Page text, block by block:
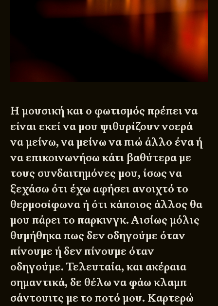
Ημουσική και ο φωτισμός πρέπει να
είναι εκεί να μου ψιθυρίζουν νοερά
να μείνω, να μείνω να πιώ άλλο ένα ή
να επικοινωνήσω κάτι βαθύτερα με
τους συνδαιτημόνες μου, ίσως να
ξεχάσω ότι έχω αφήσει ανοιχτό το
θερμοσίφωνα ή ότι κάποιος άλλος θα
μου πάρει το παρκινγκ. Αισίως μόλις
θυμήθηκα πως δεν οδηγούμε όταν
πίνουμε ή δεν πίνουμε όταν
οδηγούμε. Τελευταία, και ακέραια
σημαντικά, δε θέλω να φάω κλαμπ
σάντουιτς με το ποτό μου. Καρτερώ